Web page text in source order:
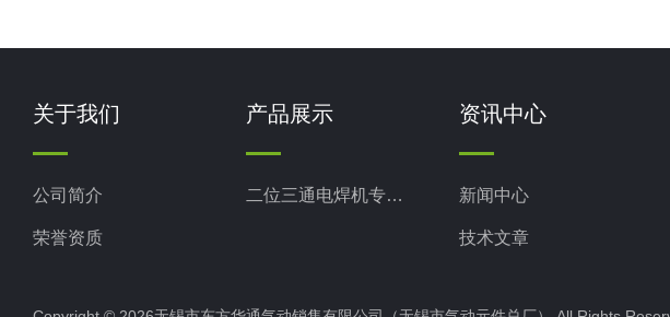
关于我们
公司简介
荣誉资质
产品展示
二位三通电焊机专用电磁阀
资讯中心
新闻中心
技术文章